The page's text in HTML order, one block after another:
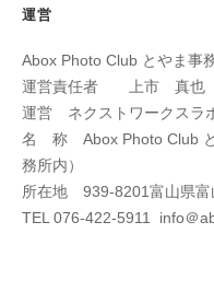
運営
Abox Photo Club とやま事
運営責任者 上市 真也
運営 ネクストワークスラ
名 称 Abox Photo Club と
務所内）
所在地 939-8201富山県富
TEL 076-422-5911 info＠